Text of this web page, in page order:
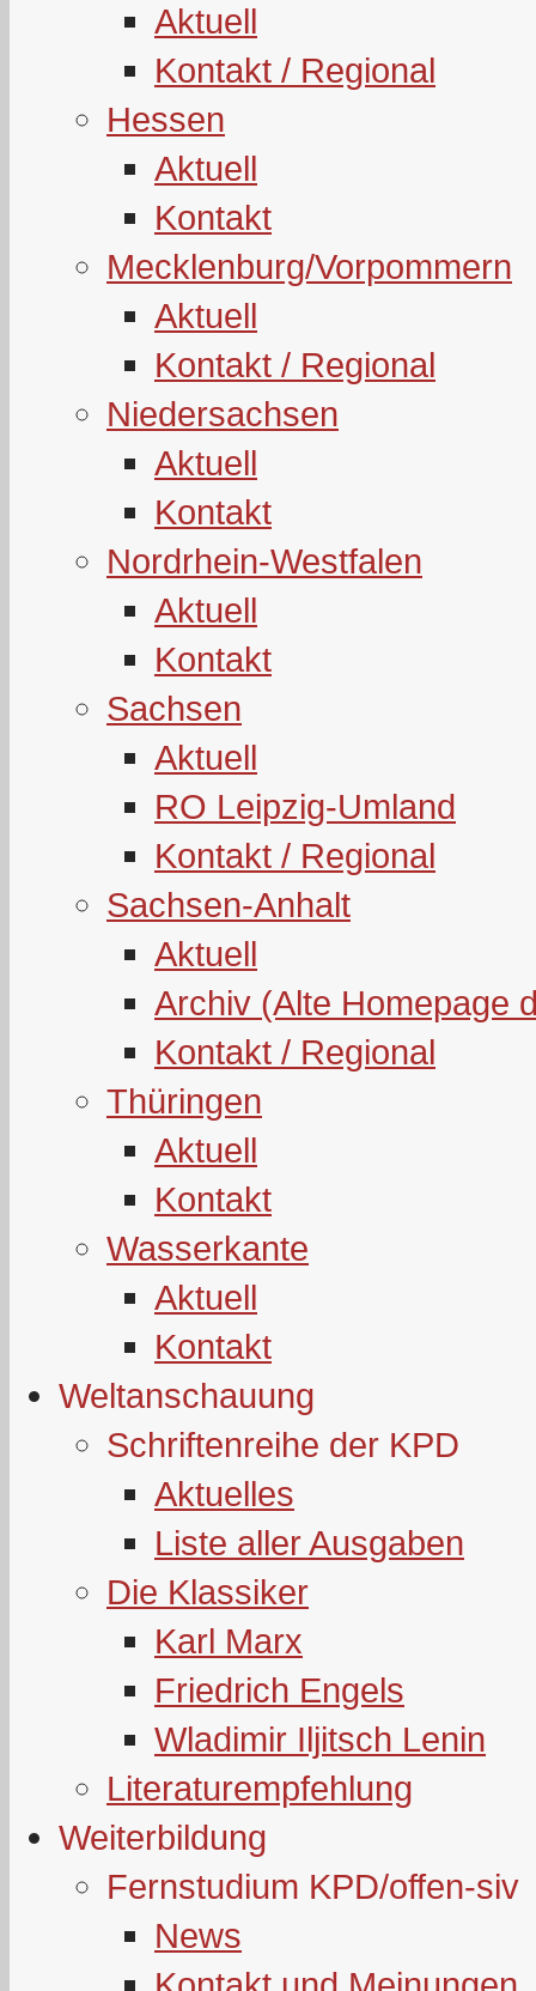
Aktuell
Kontakt / Regional
Hessen
Aktuell
Kontakt
Mecklenburg/Vorpommern
Aktuell
Kontakt / Regional
Niedersachsen
Aktuell
Kontakt
Nordrhein-Westfalen
Aktuell
Kontakt
Sachsen
Aktuell
RO Leipzig-Umland
Kontakt / Regional
Sachsen-Anhalt
Aktuell
Archiv (Alte Homepage
Kontakt / Regional
Thüringen
Aktuell
Kontakt
Wasserkante
Aktuell
Kontakt
Weltanschauung
Schriftenreihe der KPD
Aktuelles
Liste aller Ausgaben
Die Klassiker
Karl Marx
Friedrich Engels
Wladimir Iljitsch Lenin
Literaturempfehlung
Weiterbildung
Fernstudium KPD/offen-siv
News